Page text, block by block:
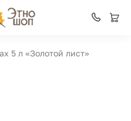
5 л «Золотой лист»